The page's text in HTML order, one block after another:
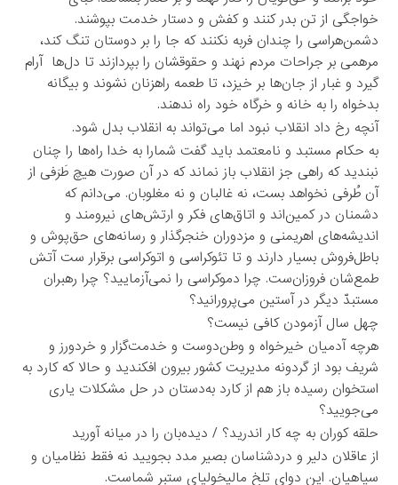
خواجگی از تن بدر کنند و کفش و دستار خدمت بپوشند.
دشمن‌هراسی را چندان فربه نکنند که جا را بر دوستان تنگ کند،
مرهمی بر جراحات مردم نهند و حقوقشان را بپردازند تا دل‌ها آرام
گیرد و غبار از جان‌ها بر خیزد، تا طعمه راهزنان نشوند و بیگانه
بدخواه را به خانه و خرگاه خود راه ندهند.
آنچه رخ داد انقلاب نبود اما می‌تواند به انقلاب بدل شود.
به حکام مستبد و نامعتمد باید گفت شمارا به خدا راه‌ها را چنان
نبندید که راهی جز انقلاب باز نماند که در آن صورت هیچ طَرَفی از
آن طُرفی نخواهد بست، نه غالبان و نه مغلوبان. می‌دانم که
دشمنان در کمین‌اند و اتاق‌های فکر و ارتش‌های نیرومند و
اندیشه‌های اهریمنی و مزدوران خنجر‌گذار و رسانه‌های حق‌پوش و
باطل‌فروش بسیار دارند و تا تئوکراسی و اتوکراسی برقرار ست آتش
طمع‌شان فروزان‌ست. چرا دموکراسی را نمی‌آزمایید؟ چرا رهبران
مستبدّ دیگر در آستین می‌پرورانید؟
چهل سال آزمودن کافی نیست؟
هرچه آدمیان خیر‌خواه و وطن‌دوست و خدمت‌گزار و خردورز و
شریف بود از گردونه مدیریت کشور بیرون افکندید و حالا که کارد به
استخوان رسیده باز هم از کارد به‌دستان در حل مشکلات یاری
می‌جویید؟
حلقه کوران به چه کار اندرید؟ / دیده‌بان را در میانه آورید
از عاقلان دلیر و دردشناسان بصیر مدد بجویید نه فقط نظامیان و
سپاهیان. این دوای تلخِ مالیخولیای ستبر شماست.